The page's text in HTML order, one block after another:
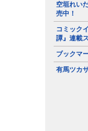
空垣れい
売中！
コミック
譚』連載
ブックマ
有馬ツカ